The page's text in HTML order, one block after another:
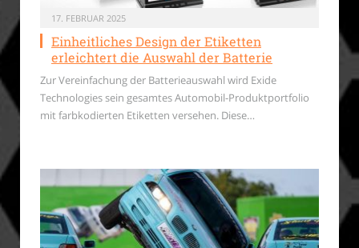
17. FEBRUAR 2025
Einheitliches Design der Etiketten
erleichtert die Auswahl der Batterie
Zur Vereinfachung der Batterieauswahl wird Exide
Technologies sein gesamtes Automobil-Produktportfolio
mit farbkodierten Etiketten versehen. Diese…